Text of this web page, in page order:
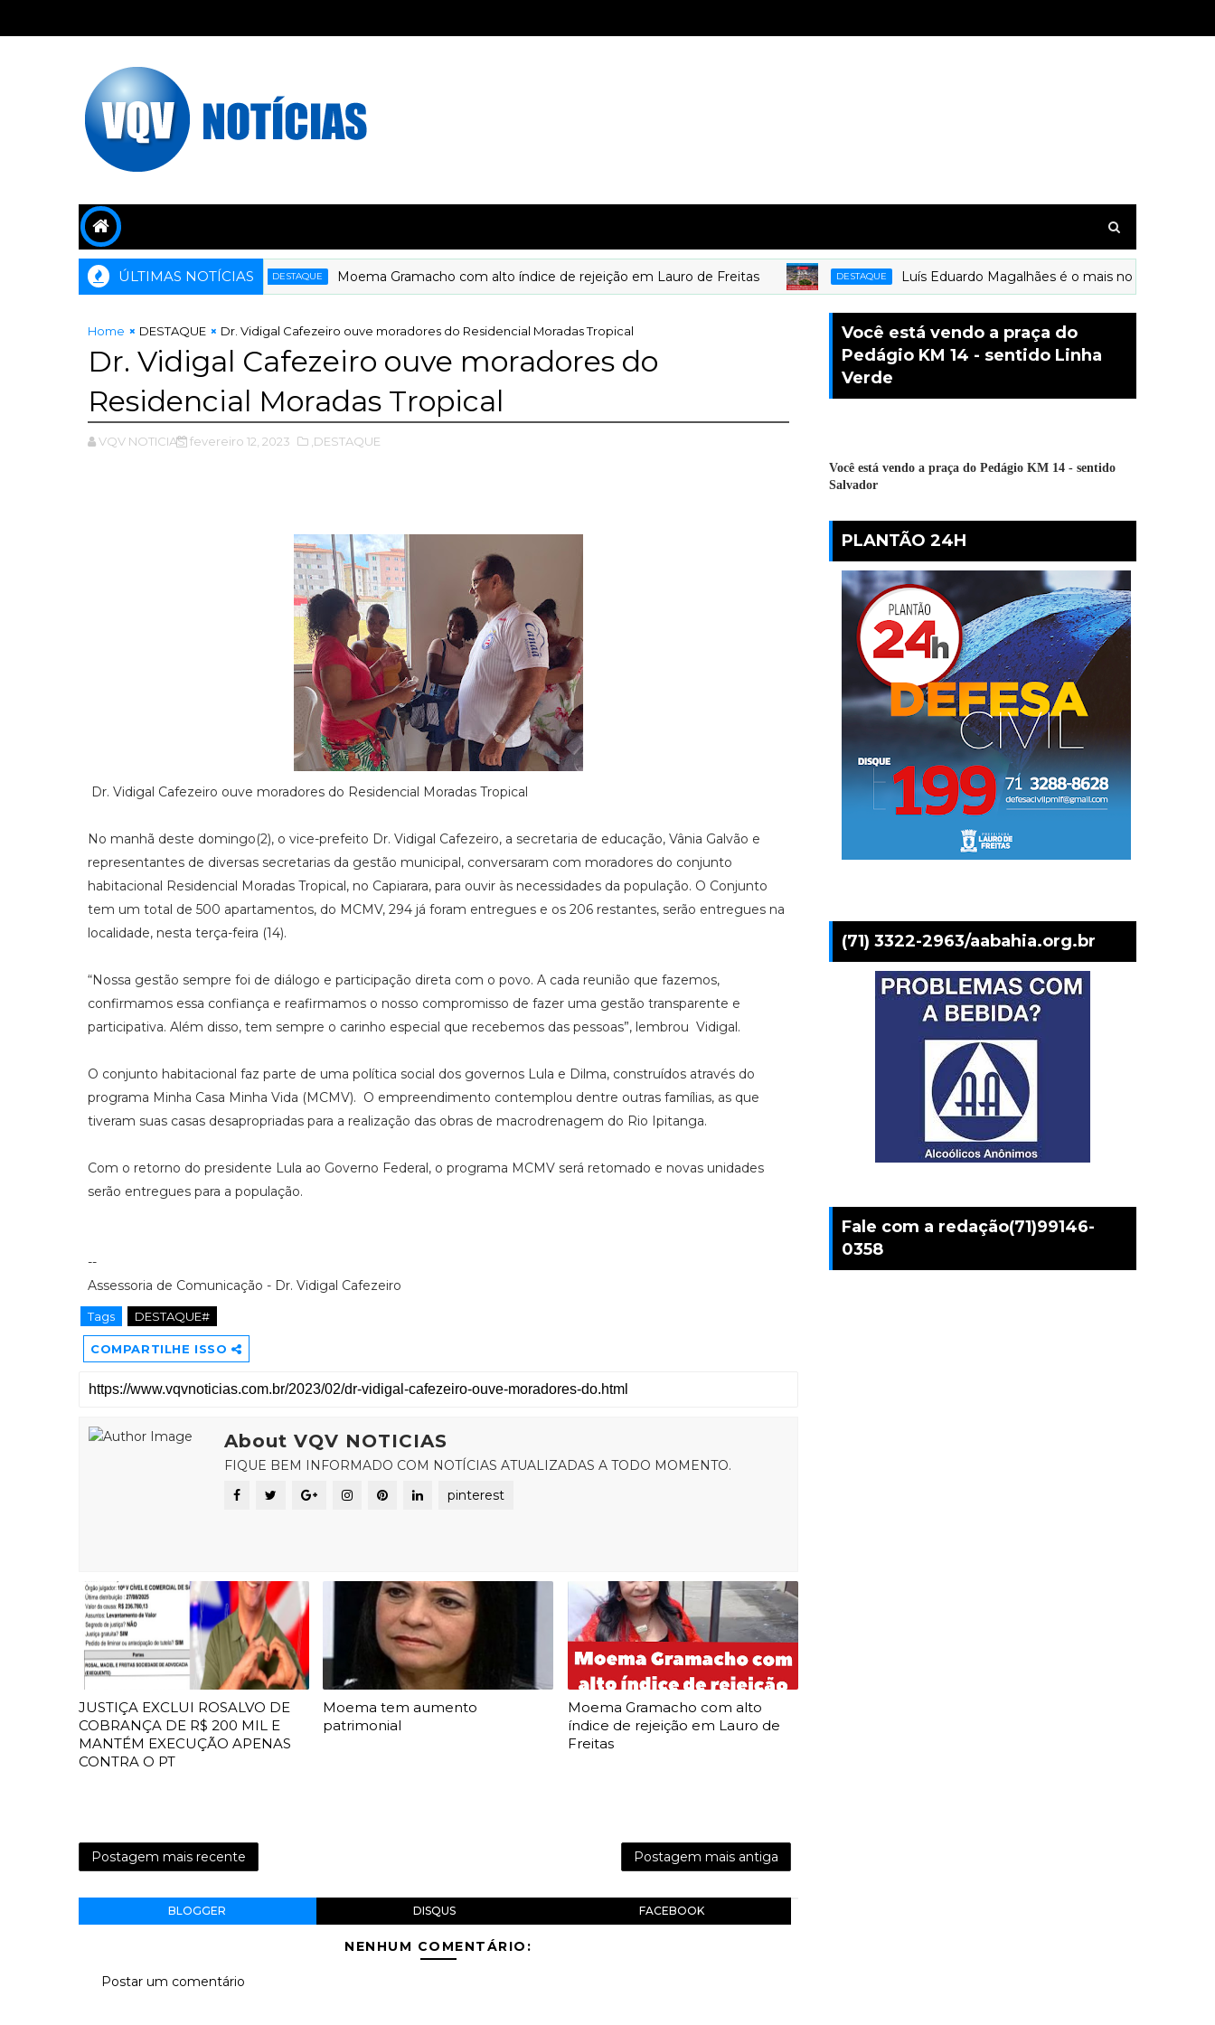
ÚLTIMAS NOTÍCIASDESTAQUE Moema Gramacho com alto índice de rejeição em Lauro de Freitas DESTAQUE Luís Eduardo Magalhães é o mais novo município a
Home DESTAQUE Dr. Vidigal Cafezeiro ouve moradores do Residencial Moradas Tropical
Dr. Vidigal Cafezeiro ouve moradores do
Residencial Moradas Tropical
VQV NOTICIAS fevereiro 12, 2023 ,DESTAQUE
Dr. Vidigal Cafezeiro ouve moradores do Residencial Moradas Tropical
No manhã deste domingo(2), o vice-prefeito Dr. Vidigal Cafezeiro, a secretaria de educação, Vânia Galvão e
representantes de diversas secretarias da gestão municipal, conversaram com moradores do conjunto
habitacional Residencial Moradas Tropical, no Capiarara, para ouvir às necessidades da população. O Conjunto
tem um total de 500 apartamentos, do MCMV, 294 já foram entregues e os 206 restantes, serão entregues na
localidade, nesta terça-feira (14).
“Nossa gestão sempre foi de diálogo e participação direta com o povo. A cada reunião que fazemos,
confirmamos essa confiança e reafirmamos o nosso compromisso de fazer uma gestão transparente e
participativa. Além disso, tem sempre o carinho especial que recebemos das pessoas”, lembrou Vidigal.
O conjunto habitacional faz parte de uma política social dos governos Lula e Dilma, construídos através do
programa Minha Casa Minha Vida (MCMV). O empreendimento contemplou dentre outras famílias, as que
tiveram suas casas desapropriadas para a realização das obras de macrodrenagem do Rio Ipitanga.
Com o retorno do presidente Lula ao Governo Federal, o programa MCMV será retomado e novas unidades
serão entregues para a população.
--
Assessoria de Comunicação - Dr. Vidigal Cafezeiro
Tags DESTAQUE#
COMPARTILHE ISSO
About VQV NOTICIAS
FIQUE BEM INFORMADO COM NOTÍCIAS ATUALIZADAS A TODO MOMENTO.
pinterest
JUSTIÇA EXCLUI ROSALVO DE
COBRANÇA DE R$ 200 MIL E
MANTÉM EXECUÇÃO APENAS
CONTRA O PT
Moema tem aumento
patrimonial
Moema Gramacho com alto
índice de rejeição em Lauro de
Freitas
Postagem mais recente Postagem mais antiga
BLOGGER DISQUS FACEBOOK
NENHUM COMENTÁRIO:
Postar um comentário
Você está vendo a praça do
Pedágio KM 14 - sentido Linha
Verde
Você está vendo a praça do Pedágio KM 14 - sentido
Salvador
PLANTÃO 24H
(71) 3322-2963/aabahia.org.br
Fale com a redação(71)99146-
0358